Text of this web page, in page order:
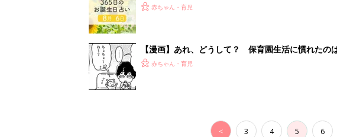
赤ちゃん・育児
【漫画】あれ、どうして？ 保育園生活に慣れたの
がする……！『ふうふう子育て ＃91』
赤ちゃん・育児
< 3 4 5 6